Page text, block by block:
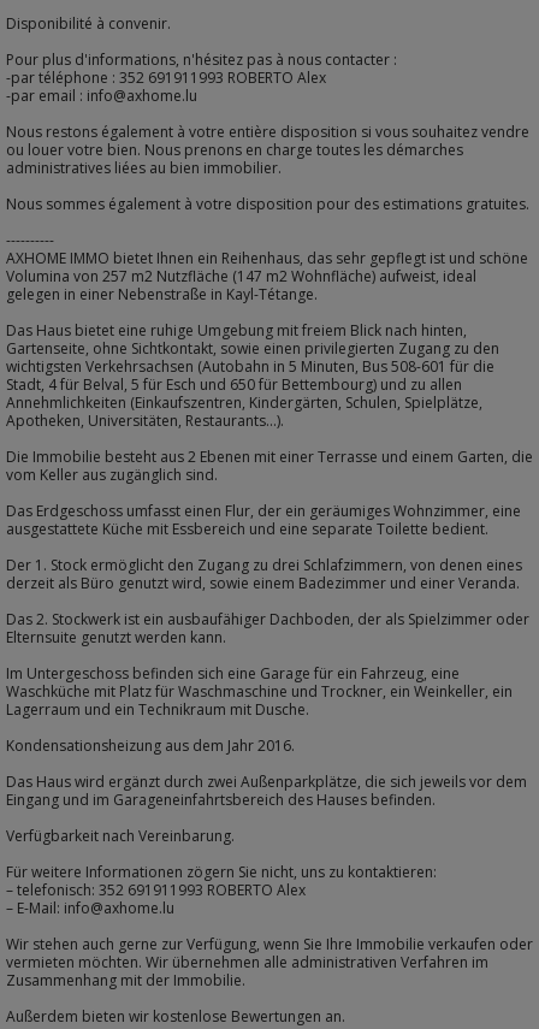
Disponibilité à convenir.
Pour plus d'informations, n'hésitez pas à nous contacter :
-par téléphone : 352 691911993 ROBERTO Alex
-par email : info@axhome.lu
Nous restons également à votre entière disposition si vous souhaitez vendre
ou louer votre bien. Nous prenons en charge toutes les démarches
administratives liées au bien immobilier.
Nous sommes également à votre disposition pour des estimations gratuites.
----------
AXHOME IMMO bietet Ihnen ein Reihenhaus, das sehr gepflegt ist und schöne
Volumina von 257 m2 Nutzfläche (147 m2 Wohnfläche) aufweist, ideal
gelegen in einer Nebenstraße in Kayl-Tétange.
Das Haus bietet eine ruhige Umgebung mit freiem Blick nach hinten,
Gartenseite, ohne Sichtkontakt, sowie einen privilegierten Zugang zu den
wichtigsten Verkehrsachsen (Autobahn in 5 Minuten, Bus 508-601 für die
Stadt, 4 für Belval, 5 für Esch und 650 für Bettembourg) und zu allen
Annehmlichkeiten (Einkaufszentren, Kindergärten, Schulen, Spielplätze,
Apotheken, Universitäten, Restaurants...).
Die Immobilie besteht aus 2 Ebenen mit einer Terrasse und einem Garten, die
vom Keller aus zugänglich sind.
Das Erdgeschoss umfasst einen Flur, der ein geräumiges Wohnzimmer, eine
ausgestattete Küche mit Essbereich und eine separate Toilette bedient.
Der 1. Stock ermöglicht den Zugang zu drei Schlafzimmern, von denen eines
derzeit als Büro genutzt wird, sowie einem Badezimmer und einer Veranda.
Das 2. Stockwerk ist ein ausbaufähiger Dachboden, der als Spielzimmer oder
Elternsuite genutzt werden kann.
Im Untergeschoss befinden sich eine Garage für ein Fahrzeug, eine
Waschküche mit Platz für Waschmaschine und Trockner, ein Weinkeller, ein
Lagerraum und ein Technikraum mit Dusche.
Kondensationsheizung aus dem Jahr 2016.
Das Haus wird ergänzt durch zwei Außenparkplätze, die sich jeweils vor dem
Eingang und im Garageneinfahrtsbereich des Hauses befinden.
Verfügbarkeit nach Vereinbarung.
Für weitere Informationen zögern Sie nicht, uns zu kontaktieren:
– telefonisch: 352 691911993 ROBERTO Alex
– E-Mail: info@axhome.lu
Wir stehen auch gerne zur Verfügung, wenn Sie Ihre Immobilie verkaufen oder
vermieten möchten. Wir übernehmen alle administrativen Verfahren im
Zusammenhang mit der Immobilie.
Außerdem bieten wir kostenlose Bewertungen an.